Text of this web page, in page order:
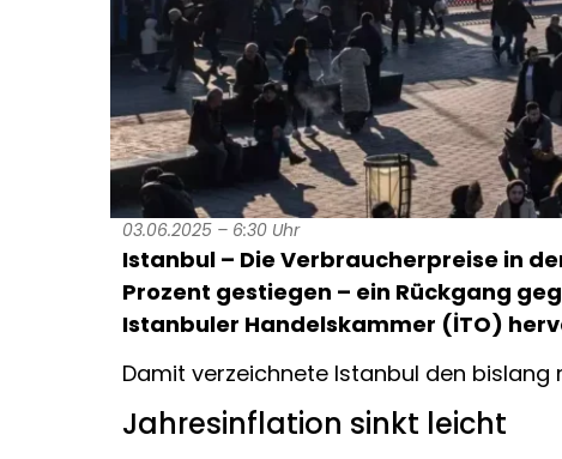
03.06.2025 – 6:30 Uhr
Istanbul – Die Verbraucherpreise in
Prozent gestiegen – ein Rückgang
Istanbuler Handelskammer (İTO)
Damit verzeichnete Istanbul den
Jahresinflation sinkt leicht